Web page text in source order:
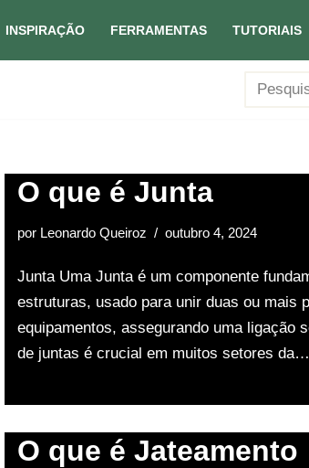
INSPIRAÇÃO FERRAMENTAS TUTORIAIS
O que é Junta
por Leonardo Queiroz outubro 4, 2024
Junta Uma Junta é um componente
estruturas, usado para unir duas ou mais
equipamentos, assegurando uma ligação
de juntas é crucial em muitos setores da…
O que é Jateamento